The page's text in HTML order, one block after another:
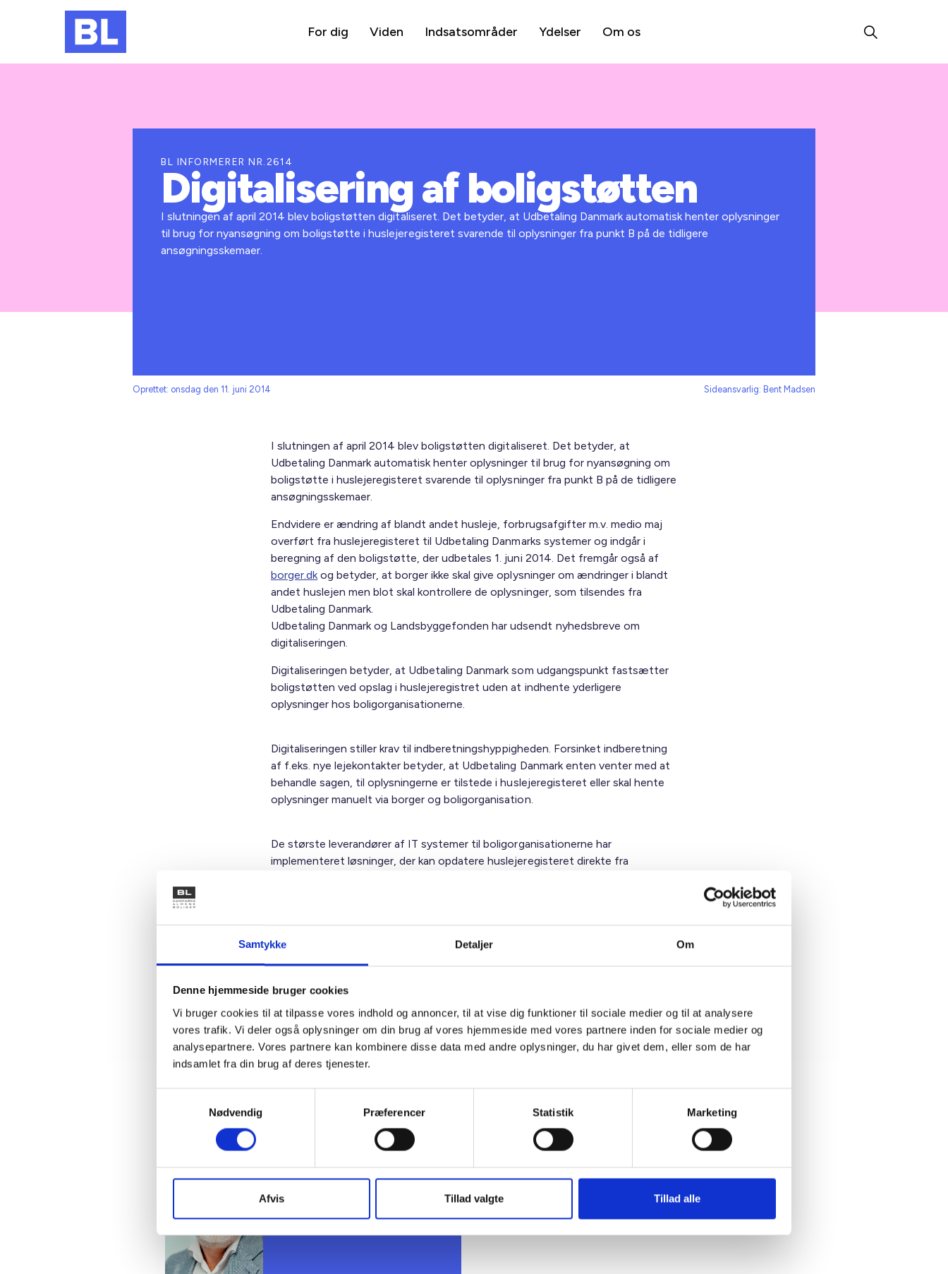
Samtykke Detaljer Om
Denne hjemmeside bruger cookies
Vi bruger cookies til at tilpasse vores indhold og annoncer, til at vise dig funktioner til sociale medier og til at analysere
vores trafik. Vi deler også oplysninger om din brug af vores hjemmeside med vores partnere inden for sociale medier og
analysepartnere. Vores partnere kan kombinere disse data med andre oplysninger, du har givet dem, eller som de har
indsamlet fra din brug af deres tjenester.
Nødvendig
Præferencer Statistik Marketing
Afvis Tillad valgte Tillad alle
For dig Viden Indsatsområder Ydelser Om os
BL INFORMERER NR.2614
Digitalisering af boligstøtten
I slutningen af april 2014 blev boligstøtten digitaliseret. Det betyder, at Udbetaling Danmark automatisk henter oplysninger
til brug for nyansøgning om boligstøtte i huslejeregisteret svarende til oplysninger fra punkt B på de tidligere
ansøgningsskemaer.
Oprettet: onsdag den 11. juni 2014 Sideansvarlig: Bent Madsen
I slutningen af april 2014 blev boligstøtten digitaliseret. Det betyder, at
Udbetaling Danmark automatisk henter oplysninger til brug for nyansøgning om
boligstøtte i huslejeregisteret svarende til oplysninger fra punkt B på de tidligere
ansøgningsskemaer.
Endvidere er ændring af blandt andet husleje, forbrugsafgifter m.v. medio maj
overført fra huslejeregisteret til Udbetaling Danmarks systemer og indgår i
beregning af den boligstøtte, der udbetales 1. juni 2014. Det fremgår også af
borger.dkog betyder, at borger ikke skal give oplysninger om ændringer i blandt
andet huslejen men blot skal kontrollere de oplysninger, som tilsendes fra
Udbetaling Danmark.
Udbetaling Danmark og Landsbyggefonden har udsendt nyhedsbreve om
digitaliseringen.
Digitaliseringen betyder, at Udbetaling Danmark som udgangspunkt fastsætter
boligstøtten ved opslag i huslejeregistret uden at indhente yderligere
oplysninger hos boligorganisationerne.
Digitaliseringen stiller krav til indberetningshyppigheden. Forsinket indberetning
af f.eks. nye lejekontakter betyder, at Udbetaling Danmark enten venter med at
behandle sagen, til oplysningerne er tilstede i huslejeregisteret eller skal hente
oplysninger manuelt via borger og boligorganisation.
De største leverandører af IT systemer til boligorganisationerne har
implementeret løsninger, der kan opdatere huslejeregisteret direkte fra
huslejeregisteret dagligt, hvis der er ændringer.
Med venlig hilsen
Bent Madsen / Frans Clemmesen
Kontakt
Bent Madsen
Tlf: 28 88 18 77
Mail: bma@bl.dk